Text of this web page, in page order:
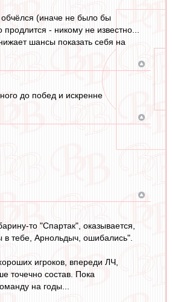
(иначе не было бы
- никому не известно...
шансы показать себя на
до побед и искренне
то "Спартак", оказывается,
в тебе, Арнольдыч, ошибались".
игроков, впереди ЛЧ,
точечно состав. Пока
на годы...